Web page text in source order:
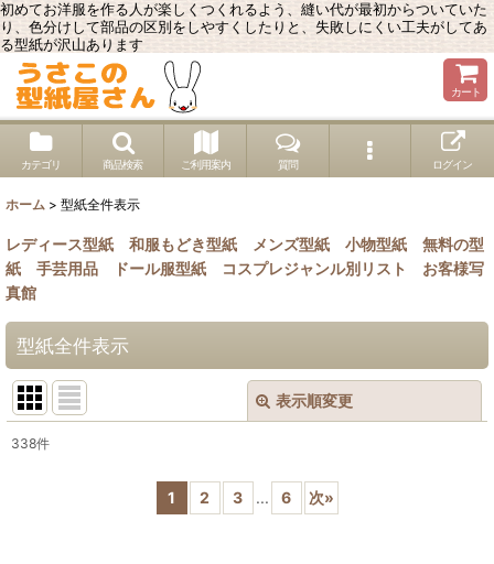
初めてお洋服を作る人が楽しくつくれるよう、縫い代が最初からついていた
り、色分けして部品の区別をしやすくしたりと、失敗しにくい工夫がしてあ
る型紙が沢山あります
カート
カテゴリ 商品検索 ご利用案内 質問 ログイン
ホーム > 型紙全件表示
レディース型紙 和服もどき型紙 メンズ型紙 小物型紙
無料の型
紙
手芸用品 ドール服型紙 コスプレジャンル別リスト
お客様写
真館
型紙全件表示
表示順変更
338件
1 2 3 ... 6 次»